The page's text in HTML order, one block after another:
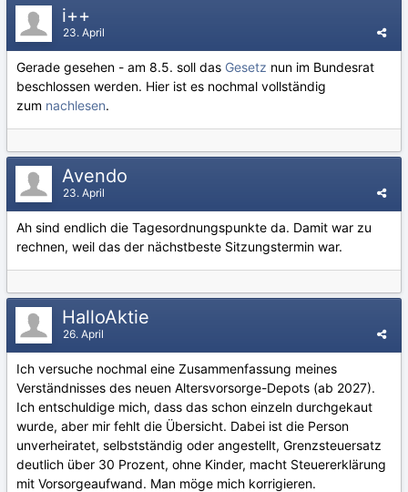
i++
23. April
Gerade gesehen - am 8.5. soll das Gesetz nun im Bundesrat
beschlossen werden. Hier ist es nochmal vollständig
zum nachlesen.
Avendo
23. April
Ah sind endlich die Tagesordnungspunkte da. Damit war zu
rechnen, weil das der nächstbeste Sitzungstermin war.
HalloAktie
26. April
Ich versuche nochmal eine Zusammenfassung meines
Verständnisses des neuen Altersvorsorge-Depots (ab 2027).
Ich entschuldige mich, dass das schon einzeln durchgekaut
wurde, aber mir fehlt die Übersicht. Dabei ist die Person
unverheiratet, selbstständig oder angestellt, Grenzsteuersatz
deutlich über 30 Prozent, ohne Kinder, macht Steuererklärung
mit Vorsorgeaufwand. Man möge mich korrigieren.